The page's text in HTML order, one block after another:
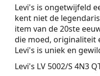
Levi's is ongetwijfeld
kent niet de
item van de 20ste
die moed, originaliteit
Levi's is uniek en
Levi's LV 5002/S 4N3